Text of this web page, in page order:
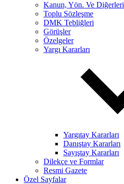
Kanun, Yön. Ve Diğerleri
Toplu Sözleşme
DMK Tebliğleri
Görüşler
Özelgeler
Yargı Kararları
Yargıtay Kararları
Danıştay Kararları
Sayıştay Kararları
Dilekçe ve Formlar
Resmi Gazete
Özel Sayfalar